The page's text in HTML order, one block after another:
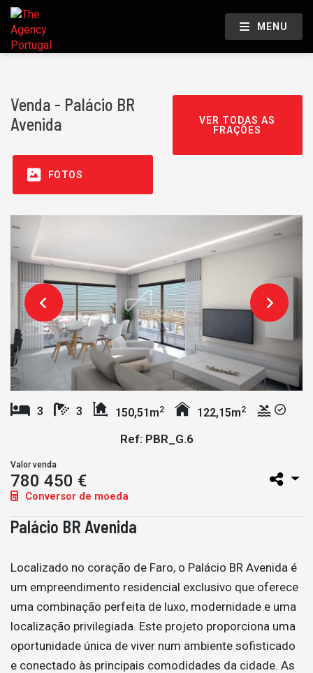
MENU
Venda - Palácio BR
Avenida
VER TODAS AS
FRAÇÕES
FOTOS
3 3 150,51m2 122,15m2
Ref: PBR_G.6
Valor venda
780 450 €
Conversor de moeda
Palácio BR Avenida
Localizado no coração de Faro, o Palácio BR Avenida é
um empreendimento residencial exclusivo que oferece
uma combinação perfeita de luxo, modernidade e uma
localização privilegiada. Este projeto proporciona uma
oportunidade única de viver num ambiente sofisticado
e conectado às principais comodidades da cidade. As